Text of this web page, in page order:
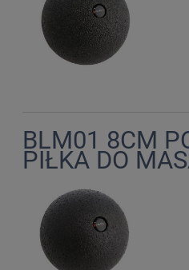
BLM01 8CM
PIŁKA DO